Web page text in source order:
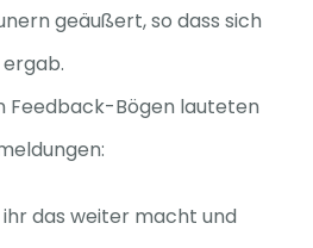
geäußert, so dass sich
Feedback-Bögen lauteten
ihr das weiter macht und